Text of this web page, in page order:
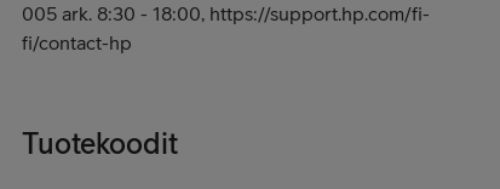
005 ark. 8:30 - 18:00, https://support.hp.com/fi-
fi/contact-hp
Tuotekoodit